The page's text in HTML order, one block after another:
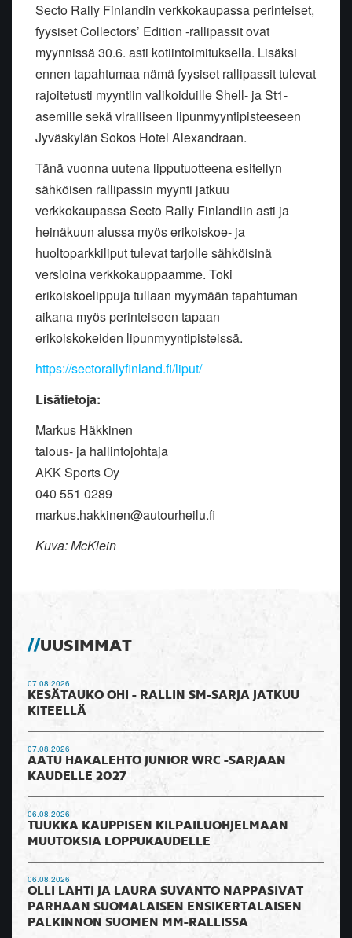
Secto Rally Finlandin verkkokaupassa perinteiset,
fyysiset Collectors’ Edition -rallipassit ovat
myynnissä 30.6. asti kotiintoimituksella. Lisäksi
ennen tapahtumaa nämä fyysiset rallipassit tulevat
rajoitetusti myyntiin valikoiduille Shell- ja St1-
asemille sekä viralliseen lipunmyyntipisteeseen
Jyväskylän Sokos Hotel Alexandraan.
Tänä vuonna uutena lipputuotteena esitellyn
sähköisen rallipassin myynti jatkuu
verkkokaupassa Secto Rally Finlandiin asti ja
heinäkuun alussa myös erikoiskoe- ja
huoltoparkkiliput tulevat tarjolle sähköisinä
versioina verkkokauppaamme. Toki
erikoiskoelippuja tullaan myymään tapahtuman
aikana myös perinteiseen tapaan
erikoiskokeiden lipunmyyntipisteissä.
https://sectorallyfinland.fi/liput/
Lisätietoja:
Markus Häkkinen
talous- ja hallintojohtaja
AKK Sports Oy
040 551 0289
markus.hakkinen@autourheilu.fi
Kuva: McKlein
UUSIMMAT
07.08.2026
KESÄTAUKO OHI - RALLIN SM-SARJA JATKUU
KITEELLÄ
07.08.2026
AATU HAKALEHTO JUNIOR WRC -SARJAAN
KAUDELLE 2027
06.08.2026
TUUKKA KAUPPISEN KILPAILUOHJELMAAN
MUUTOKSIA LOPPUKAUDELLE
06.08.2026
OLLI LAHTI JA LAURA SUVANTO NAPPASIVAT
PARHAAN SUOMALAISEN ENSIKERTALAISEN
PALKINNON SUOMEN MM-RALLISSA